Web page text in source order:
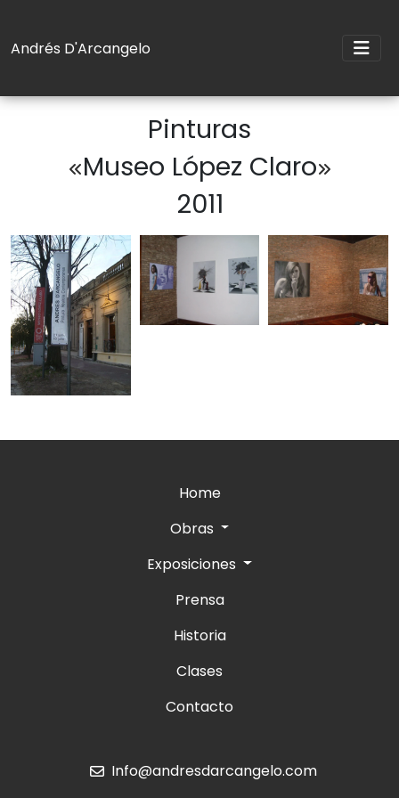
Andrés D'Arcangelo
Pinturas
Museo López Claro
2011
Home
Obras
Exposiciones
Prensa
Historia
Clases
Contacto
Info@andresdarcangelo.com